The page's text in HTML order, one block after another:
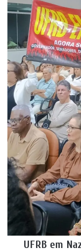
UFRB em